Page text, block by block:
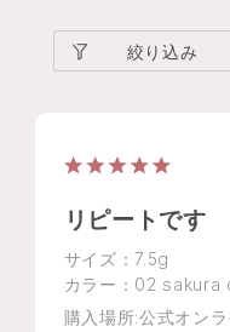
絞り込み
リピートです
サイズ：7.5g
カラー：02 sakura
購入場所:公式オン